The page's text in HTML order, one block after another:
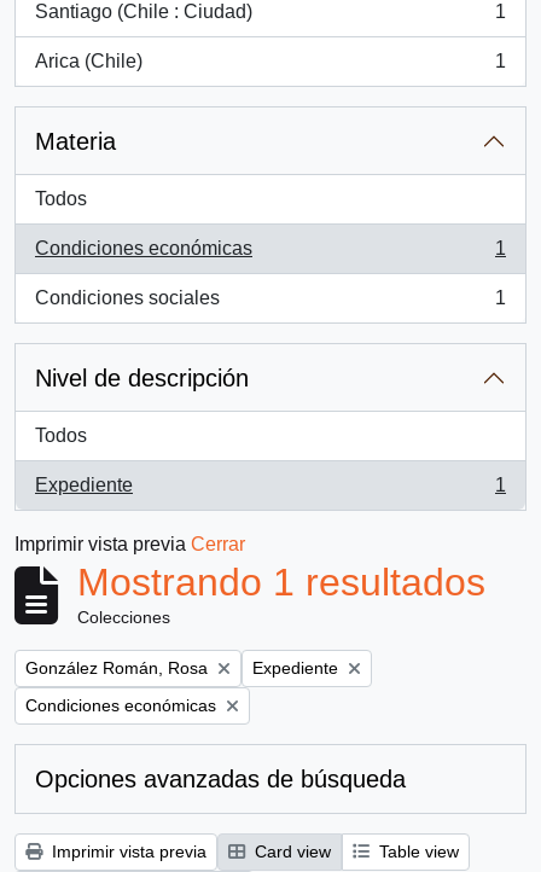
Santiago (Chile : Ciudad)
, 1 resultados
1
Arica (Chile)
, 1 resultados
1
Materia
Todos
Condiciones económicas
, 1 resultados
1
Condiciones sociales
, 1 resultados
1
Nivel de descripción
Todos
Expediente
, 1 resultados
1
Imprimir vista previa Cerrar
Mostrando 1 resultados
Colecciones
Remove filter:
González Román, Rosa Remove filter:
Expediente
Remove filter:
Condiciones económicas
Opciones avanzadas de búsqueda
Imprimir vista previa Card view
Table view